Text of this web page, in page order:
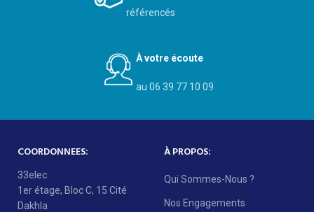
référencés
À votre écoute
au 06 39 77 10 09
COORDONNEES:
33elec
1er étage, Bloc C, 15 Cité
Dakhla
À PROPOS:
Qui Sommes-Nous ?
Nos Engagements